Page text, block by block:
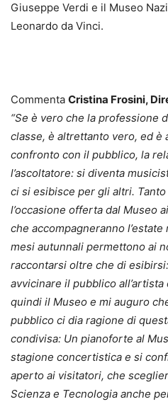
Giuseppe Verdi e il Museo
Leonardo da Vinci.
Commenta Cristina Frosini,
“Se è vero che la professione
classe, è altrettanto vero, ed è
confronto con il pubblico, la
l’ascoltatore: si diventa
ci si esibisce per gli altri.
l’occasione offerta dal Museo
che accompagneranno
mesi autunnali permettono ai
raccontarsi oltre che di
avvicinare il pubblico
quindi il Museo e mi auguro
pubblico ci dia ragione di
condivisa: Un pianoforte al
stagione concertistica e si
aperto ai visitatori, che
Scienza e Tecnologia anche